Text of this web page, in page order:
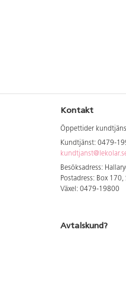
Kontakt
Öppettider
Kundtjänst: 0479-
Besöksadress:
Postadress: Box
Växel: 0479-19800
Avtalskund?